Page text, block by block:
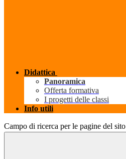
Didattica
Panoramica
Offerta formativa
I progetti delle classi
Info utili
Campo di ricerca per le pagine del sito